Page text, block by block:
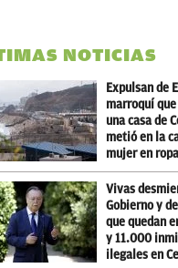
NOTICIAS
Expulsan de
marroquí
una casa de
metió en la
mujer en
Vivas
Gobierno y
que quedan
y 11.000
ilegales en